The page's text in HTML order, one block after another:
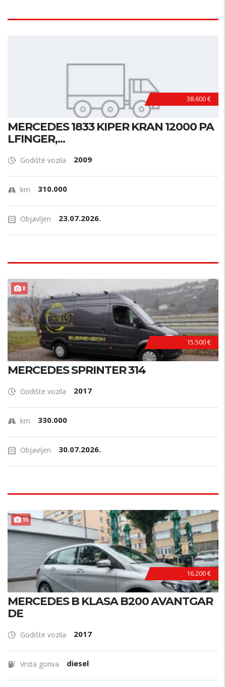
38.600 €
MERCEDES 1833 KIPER KRAN 12000 PA
LFINGER,...
Godište vozila 2009
km 310.000
Objavljen 23.07.2026.
8
15.500 €
MERCEDES SPRINTER 314
Godište vozila 2017
km 330.000
Objavljen 30.07.2026.
15
16.200 €
MERCEDES B KLASA B200 AVANTGAR
DE
Godište vozila 2017
Vrsta goriva diesel